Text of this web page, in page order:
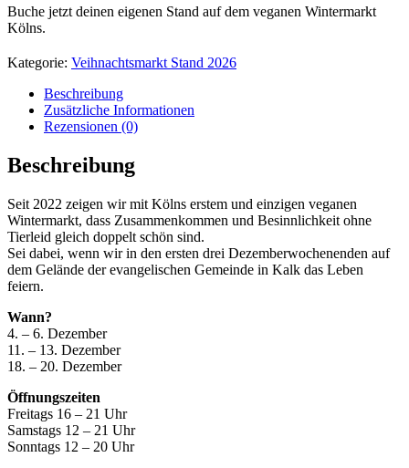
Buche jetzt deinen eigenen Stand auf dem veganen Wintermarkt
Kölns.
Kategorie: Veihnachtsmarkt Stand 2026
Beschreibung
Zusätzliche Informationen
Rezensionen (0)
Beschreibung
Seit 2022 zeigen wir mit Kölns erstem und einzigen veganen
Wintermarkt, dass Zusammenkommen und Besinnlichkeit ohne
Tierleid gleich doppelt schön sind.
Sei dabei, wenn wir in den ersten drei Dezemberwochenenden auf
dem Gelände der evangelischen Gemeinde in Kalk das Leben
feiern.
Wann?
4. – 6. Dezember
11. – 13. Dezember
18. – 20. Dezember
Öffnungszeiten
Freitags 16 – 21 Uhr
Samstags 12 – 21 Uhr
Sonntags 12 – 20 Uhr